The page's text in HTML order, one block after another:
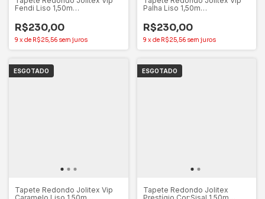
Fendi Liso 1,50m
R$230,00
9 xde R$25,56 sem juros
Palha Liso 1,50m
R$230,00
9 xde R$25,56 sem juros
ESGOTADO
Tapete Redondo Jolitex Vip
Caramelo Liso 1,50m
ESGOTADO
Tapete Redondo Jolitex
Prestígio Cor:Sisal 1,50m